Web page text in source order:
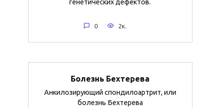
генетических дефектов.
0 2к.
Болезнь Бехтерева
Анкилозирующий спондилоартрит, или
болезнь Бехтерева